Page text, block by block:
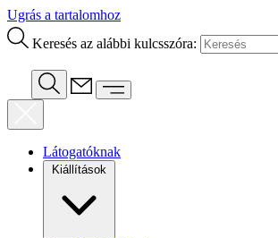
Ugrás a tartalomhoz
Keresés az alábbi kulcsszóra:
Látogatóknak
Kiállítások